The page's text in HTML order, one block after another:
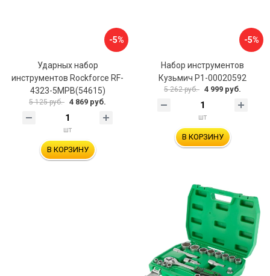
-5%
Ударных набор
инструментов Rockforce RF-
4323-5MPB(54615)
5 125 руб. 4 869 руб.
шт
В КОРЗИНУ
-5%
Набор инструментов
Кузьмич Р1-00020592
5 262 руб. 4 999 руб.
шт
В КОРЗИНУ